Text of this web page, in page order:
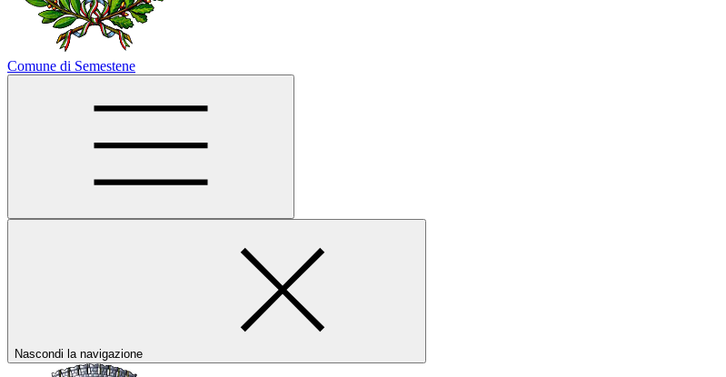
Comune di Semestene
Nascondi la navigazione